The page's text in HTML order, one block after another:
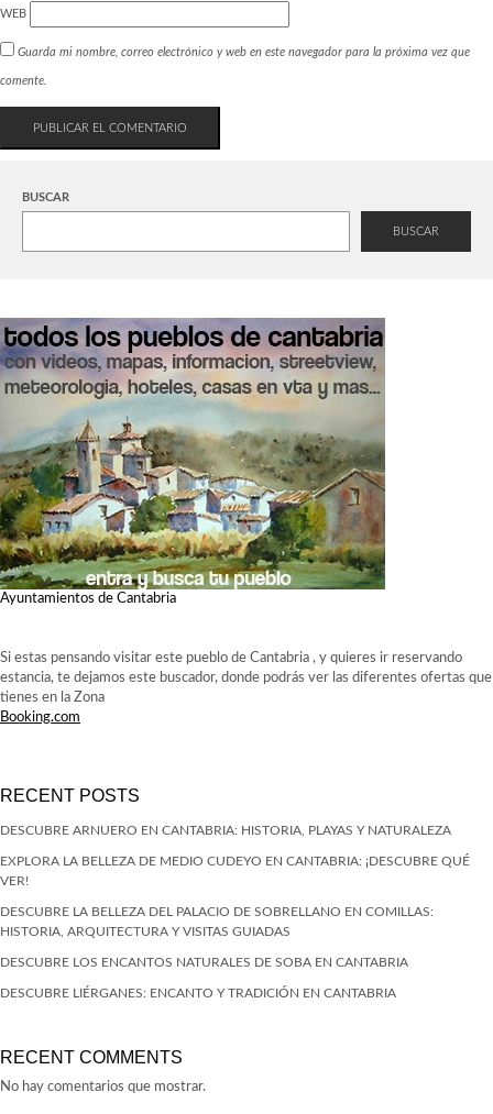
WEB
Guarda mi nombre, correo electrónico y web en este navegador para la próxima vez que
comente.
BUSCAR
BUSCAR
Ayuntamientos de Cantabria
Si estas pensando visitar este pueblo de Cantabria , y quieres ir reservando
estancia, te dejamos este buscador, donde podrás ver las diferentes ofertas que
tienes en la Zona
Booking.com
RECENT POSTS
DESCUBRE ARNUERO EN CANTABRIA: HISTORIA, PLAYAS Y NATURALEZA
EXPLORA LA BELLEZA DE MEDIO CUDEYO EN CANTABRIA: ¡DESCUBRE QUÉ
VER!
DESCUBRE LA BELLEZA DEL PALACIO DE SOBRELLANO EN COMILLAS:
HISTORIA, ARQUITECTURA Y VISITAS GUIADAS
DESCUBRE LOS ENCANTOS NATURALES DE SOBA EN CANTABRIA
DESCUBRE LIÉRGANES: ENCANTO Y TRADICIÓN EN CANTABRIA
RECENT COMMENTS
No hay comentarios que mostrar.